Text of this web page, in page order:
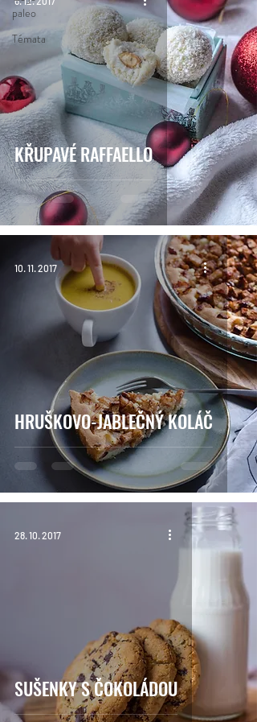
paleo
Témata
KŘUPAVÉ RAFFAELLO
HRUŠKOVO-JABLEČNÝ KOLÁČ
10. 11. 2017
SUŠENKY S ČOKOLÁDOU
28. 10. 2017